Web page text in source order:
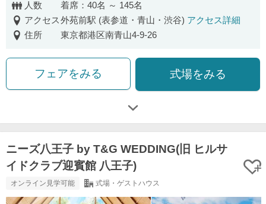
人数
着席：40名 ～ 145名
アクセス外苑前駅 (表参道・青山・渋谷) アクセス詳細
住所
東京都港区南青山4-9-26
フェアをみる 式場をみる
ニーズ八王子 by T&G WEDDING(旧 ヒルサ
イドクラブ迎賓館 八王子)
オンライン見学可能 式場・ゲストハウス